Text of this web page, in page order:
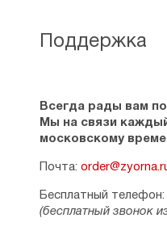
Рейтинг: 1
Здравствуйте!Когда
Рейтинг: 0
Андрей
Обещали скоро
чтобы сразу об этом
Поддержка
Всегда рады вам
Мы на связи
московскому
Почта:
Бесплатный телефон:
(бесплатный звонок